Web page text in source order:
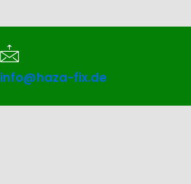
info@haza-fix.de